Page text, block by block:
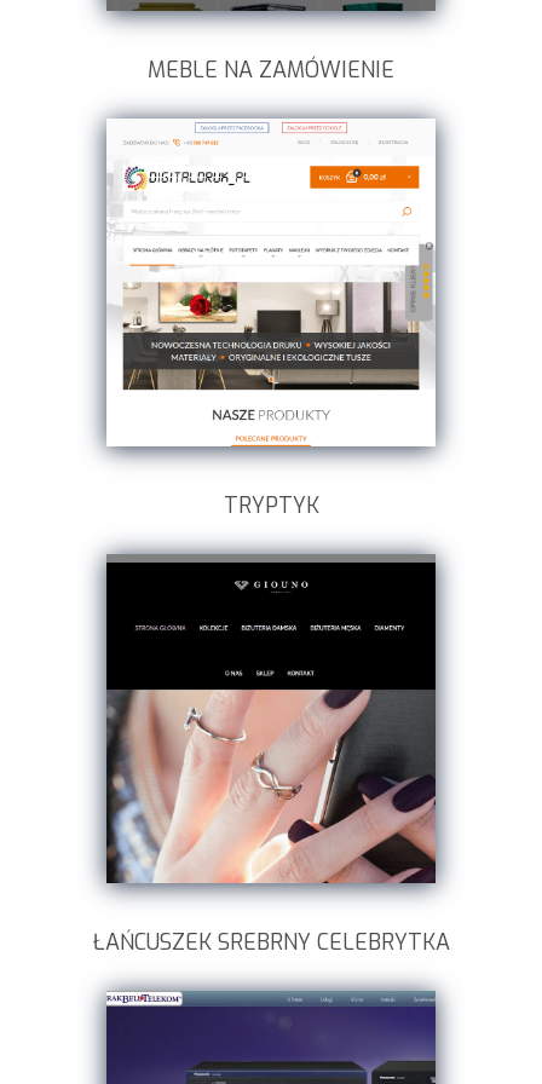
MEBLE NA ZAMÓWIENIE
TRYPTYK
ŁAŃCUSZEK SREBRNY CELEBRYTKA